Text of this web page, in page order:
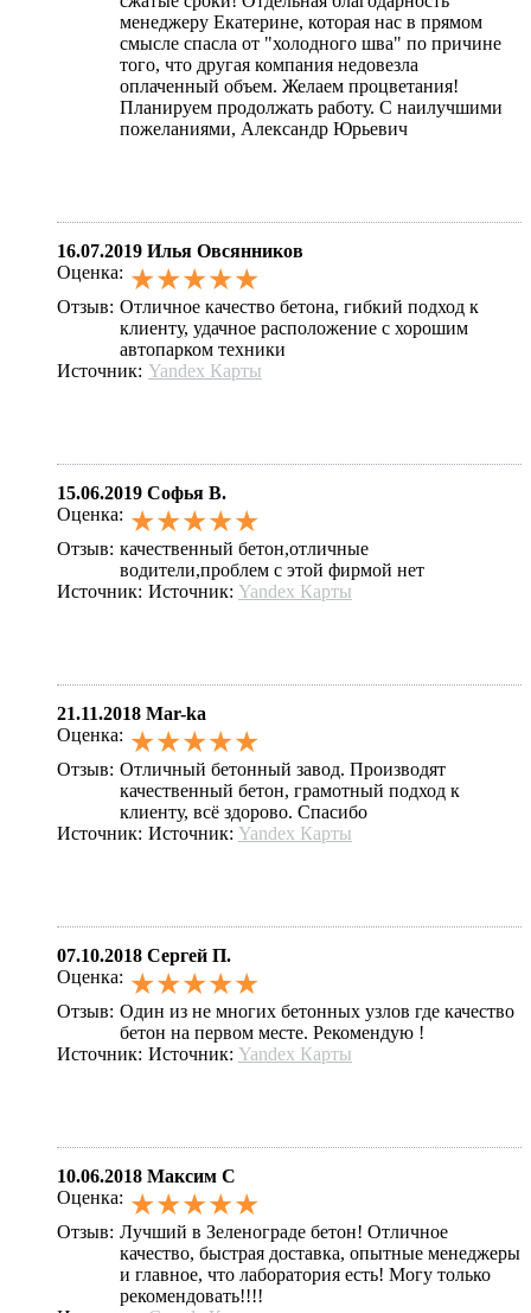
менеджеру Екатерине, которая нас в прямом
смысле спасла от "холодного шва" по причине
того, что другая компания недовезла
оплаченный объем. Желаем процветания!
Планируем продолжать работу. С наилучшими
пожеланиями, Александр Юрьевич
16.07.2019 Илья Овсянников
Оценка: ★★★★★
Отзыв: Отличное качество бетона, гибкий подход к
клиенту, удачное расположение с хорошим
автопарком техники
Источник: Yandex Карты
15.06.2019 Софья В.
Оценка: ★★★★★
Отзыв: качественный бетон,отличные
водители,проблем с этой фирмой нет
Источник: Источник: Yandex Карты
21.11.2018 Mar-ka
Оценка: ★★★★★
Отзыв: Отличный бетонный завод. Производят
качественный бетон, грамотный подход к
клиенту, всё здорово. Спасибо
Источник: Источник: Yandex Карты
07.10.2018 Сергей П.
Оценка: ★★★★★
Отзыв: Один из не многих бетонных узлов где качество
бетон на первом месте. Рекомендую !
Источник: Источник: Yandex Карты
10.06.2018 Максим С
Оценка: ★★★★★
Отзыв: Лучший в Зеленограде бетон! Отличное
качество, быстрая доставка, опытные менеджеры
и главное, что лаборатория есть! Могу только
рекомендовать!!!!